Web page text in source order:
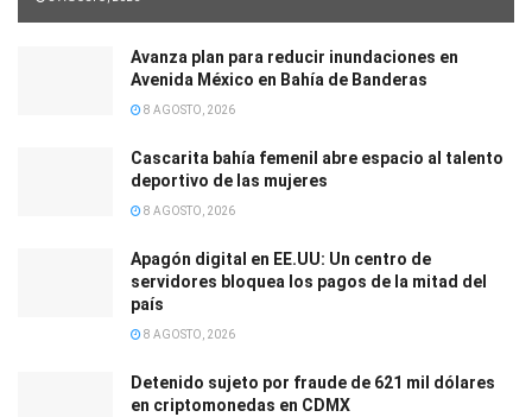
Avanza plan para reducir inundaciones en
Avenida México en Bahía de Banderas
8 AGOSTO, 2026
Cascarita bahía femenil abre espacio al talento
deportivo de las mujeres
8 AGOSTO, 2026
Apagón digital en EE.UU: Un centro de
servidores bloquea los pagos de la mitad del
país
8 AGOSTO, 2026
Detenido sujeto por fraude de 621 mil dólares
en criptomonedas en CDMX